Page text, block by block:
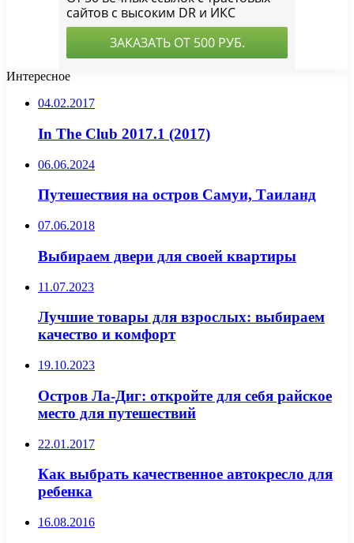
Интересное
04.02.2017
In The Club 2017.1 (2017)
06.06.2024
Путешествия на остров Самуи, Таиланд
07.06.2018
Выбираем двери для своей квартиры
11.07.2023
Лучшие товары для взрослых: выбираем
качество и комфорт
19.10.2023
Остров Ла-Диг: откройте для себя райское
место для путешествий
22.01.2017
Как выбрать качественное автокресло для
ребенка
16.08.2016